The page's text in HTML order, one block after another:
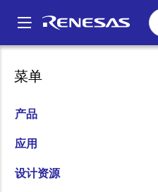
到
菜单
产品
应用
设计资源
面
包
屑
路灯控制器